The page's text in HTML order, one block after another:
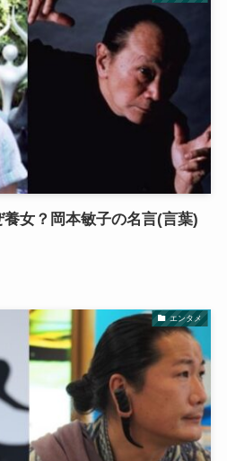
女？岡本敏子の名言(言葉)
エンタメ